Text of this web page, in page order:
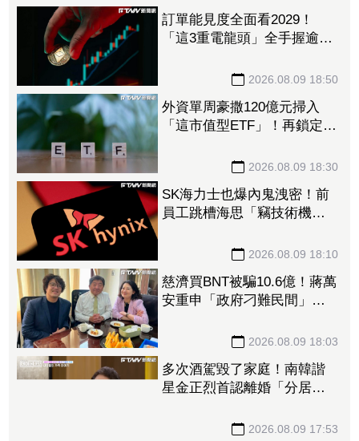
訂單能見度全面看2029！
「這3重電龍頭」全手握逾百
承認第二季財報2026.08.09 18:50
外資單周豪撒120億元掃入
「這市值型ETF」！再鎖定5
2026.08.09 18:30
SK海力士也爆內鬼洩密！前
員工跳槽海思「竊技術機密
2026.08.09 18:10
慈濟買BNT被騙10.6億！蔣萬
安重申「政府刁難民間」
用千萬個謊來圓」2026.08.09 18:03
多次酒駕毀了家庭！南韓諧
星金正烈首認離婚「分居長
2026.08.09 17:53